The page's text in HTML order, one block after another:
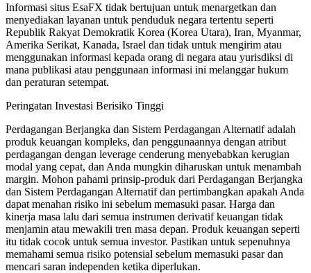
Informasi situs EsaFX tidak bertujuan untuk menargetkan dan
menyediakan layanan untuk penduduk negara tertentu seperti
Republik Rakyat Demokratik Korea (Korea Utara), Iran, Myanmar,
Amerika Serikat, Kanada, Israel dan tidak untuk mengirim atau
menggunakan informasi kepada orang di negara atau yurisdiksi di
mana publikasi atau penggunaan informasi ini melanggar hukum
dan peraturan setempat.
Peringatan Investasi Berisiko Tinggi
Perdagangan Berjangka dan Sistem Perdagangan Alternatif adalah
produk keuangan kompleks, dan penggunaannya dengan atribut
perdagangan dengan leverage cenderung menyebabkan kerugian
modal yang cepat, dan Anda mungkin diharuskan untuk menambah
margin. Mohon pahami prinsip-produk dari Perdagangan Berjangka
dan Sistem Perdagangan Alternatif dan pertimbangkan apakah Anda
dapat menahan risiko ini sebelum memasuki pasar. Harga dan
kinerja masa lalu dari semua instrumen derivatif keuangan tidak
menjamin atau mewakili tren masa depan. Produk keuangan seperti
itu tidak cocok untuk semua investor. Pastikan untuk sepenuhnya
memahami semua risiko potensial sebelum memasuki pasar dan
mencari saran independen ketika diperlukan.